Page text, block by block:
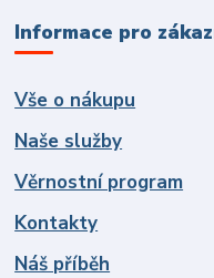
Informace pro
Vše o nákupu
Naše služby
Věrnostní program
Kontakty
Náš příběh